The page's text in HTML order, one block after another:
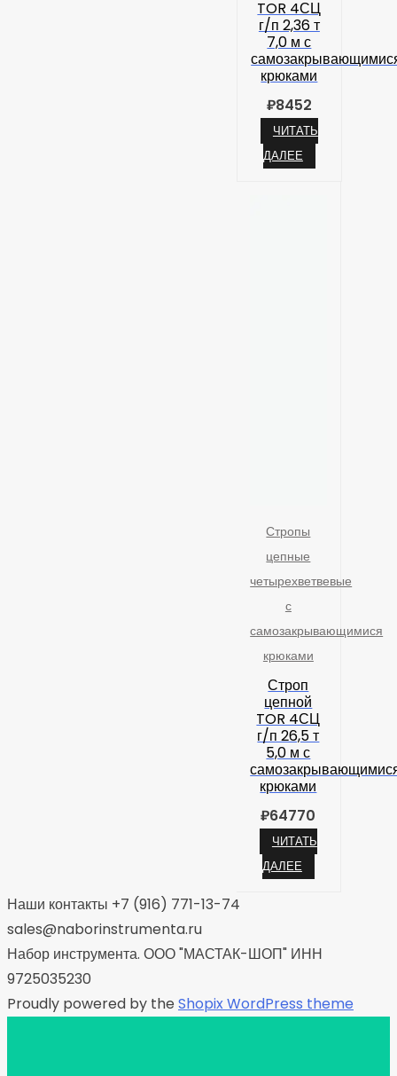
TOR 4СЦ
г/п 2,36 т
7,0 м с
крюками
₽8452
ЧИТАТЬ
ДАЛЕЕ
Стропы
цепные
четырехветвевые
с
самозакрывающимися
крюками
Строп
цепной
TOR 4СЦ
г/п 26,5 т
5,0 м с
крюками
₽64770
ЧИТАТЬ
ДАЛЕЕ
Наши контакты +7 (916) 771-13-74
sales@naborinstrumenta.ru
Набор инструмента. ООО "МАСТАК-ШОП" ИНН
9725035230
Proudly powered by the Shopix WordPress theme